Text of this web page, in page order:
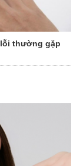
thường gặp